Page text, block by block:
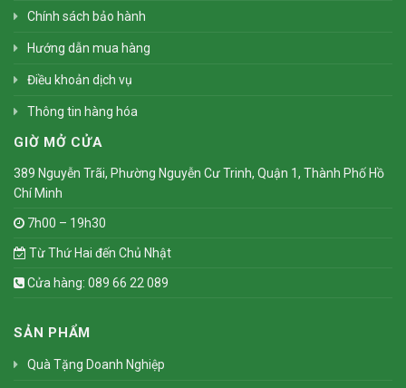
Chính sách bảo hành
Hướng dẫn mua hàng
Điều khoản dịch vụ
Thông tin hàng hóa
GIỜ MỞ CỬA
389 Nguyễn Trãi, Phường Nguyễn Cư Trinh, Quận 1, Thành Phố Hồ
Chí Minh
7h00 – 19h30
Từ Thứ Hai đến Chủ Nhật
Cửa hàng: 089 66 22 089
SẢN PHẨM
Quà Tặng Doanh Nghiệp